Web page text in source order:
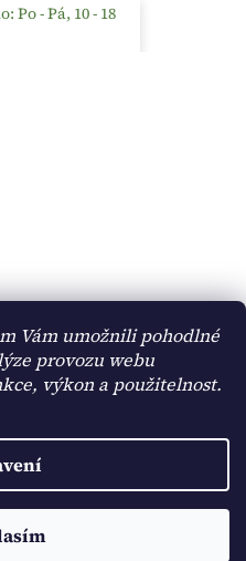
Vám umožnili pohodlné
provozu webu
výkon a použitelnost.
Po - Pá, 10 - 18
Shoptet
. Všechna práva vyhrazena.